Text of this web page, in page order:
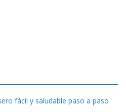
fácil y saludable paso a paso